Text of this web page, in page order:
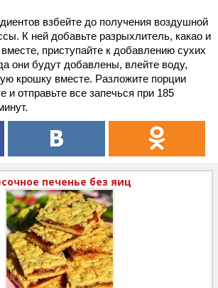
взбейте до получения воздушной
К ней добавьте разрыхлитель, какао и
приступайте к добавлению сухих
они будут добавлены, влейте воду,
крошку вместе. Разложите порции
и отправьте все запечься при 185
печенье без яиц